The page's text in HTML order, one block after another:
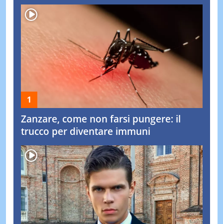
Zanzare, come non farsi pungere: il
trucco per diventare immuni